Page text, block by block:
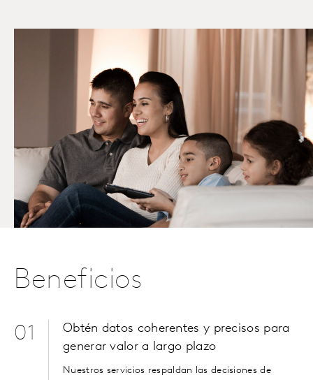
Beneficios
01
Obtén datos coherentes y precisos para
generar valor a largo plazo
Nuestros servicios respaldan las decisiones de